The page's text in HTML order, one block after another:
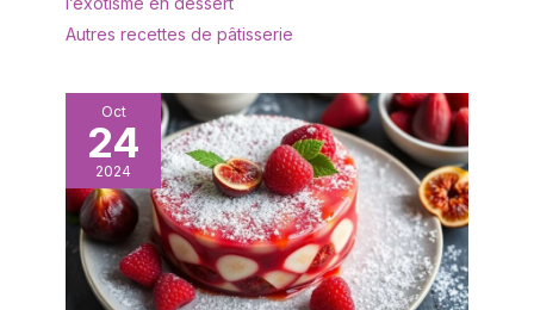
bonne taille et le bon
de le tenir et de l'utiliser
confortablement.
Polyvalent : le couteau à
gâteau peut être utilisé
non seulement pour les
mariages, les
anniversaires, les fêtes,
les banquets, les jubilés,
les pendaisons de
Autres recettes de pâtisserie
Oct
24
2024